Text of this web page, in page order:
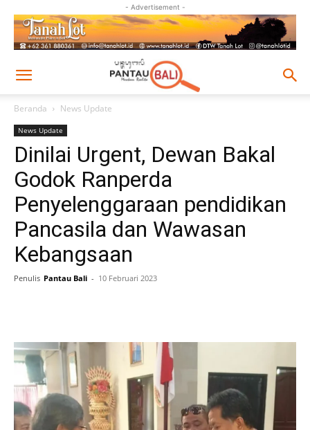
- Advertisement -
Beranda News Update
News Update
Dinilai Urgent, Dewan Bakal
Godok Ranperda
Penyelenggaraan pendidikan
Pancasila dan Wawasan
Kebangsaan
Penulis Pantau Bali - 10 Februari 2023